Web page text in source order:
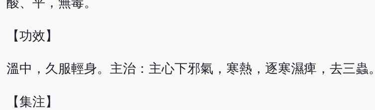
【功效】
溫中，久服輕身。主治：主心下邪氣，寒熱，逐寒濕痺，去三蟲。
【集注】